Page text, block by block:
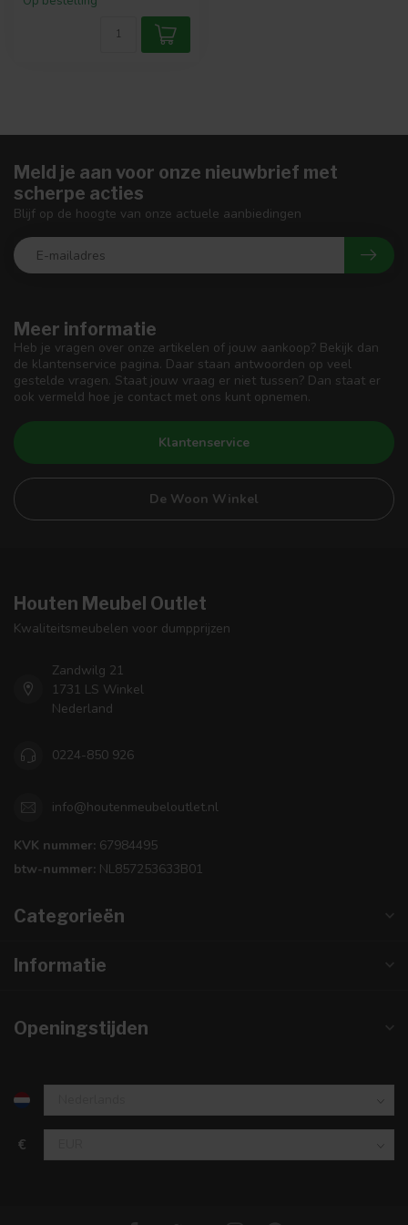
Meer informatie
Heb je vragen over onze artikelen of jouw aankoop? Bekijk dan
de klantenservice pagina. Daar staan antwoorden op veel
gestelde vragen. Staat jouw vraag er niet tussen? Dan staat er
ook vermeld hoe je contact met ons kunt opnemen.
Klantenservice
De Woon Winkel
Meld je aan voor onze nieuwbrief met
scherpe acties
Blijf op de hoogte van onze actuele aanbiedingen
Houten Meubel Outlet
Kwaliteitsmeubelen voor dumpprijzen
Zandwilg 21
1731 LS Winkel
Nederland
0224-850 926
info@houtenmeubeloutlet.nl
KVK nummer: 67984495
btw-nummer: NL857253633B01
Categorieën
Informatie
Openingstijden
€